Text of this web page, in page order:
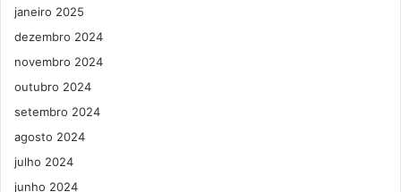
janeiro 2025
dezembro 2024
novembro 2024
outubro 2024
setembro 2024
agosto 2024
julho 2024
junho 2024